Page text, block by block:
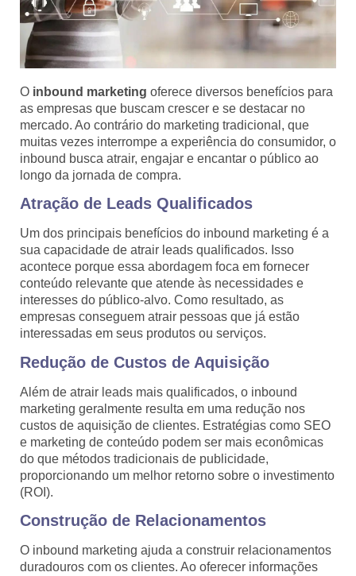
O inbound marketing oferece diversos benefícios para
as empresas que buscam crescer e se destacar no
mercado. Ao contrário do marketing tradicional, que
muitas vezes interrompe a experiência do consumidor, o
inbound busca atrair, engajar e encantar o público ao
longo da jornada de compra.
Atração de Leads Qualificados
Um dos principais benefícios do inbound marketing é a
sua capacidade de atrair leads qualificados. Isso
acontece porque essa abordagem foca em fornecer
conteúdo relevante que atende às necessidades e
interesses do público-alvo. Como resultado, as
empresas conseguem atrair pessoas que já estão
interessadas em seus produtos ou serviços.
Redução de Custos de Aquisição
Além de atrair leads mais qualificados, o inbound
marketing geralmente resulta em uma redução nos
custos de aquisição de clientes. Estratégias como SEO
e marketing de conteúdo podem ser mais econômicas
do que métodos tradicionais de publicidade,
proporcionando um melhor retorno sobre o investimento
(ROI).
Construção de Relacionamentos
O inbound marketing ajuda a construir relacionamentos
duradouros com os clientes. Ao oferecer informações